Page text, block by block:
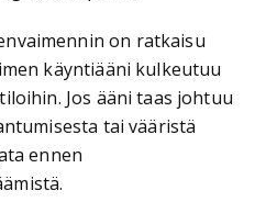
on ratkaisu
käyntiääni kulkeutuu
Jos ääni taas johtuu
tai vääristä
ennen